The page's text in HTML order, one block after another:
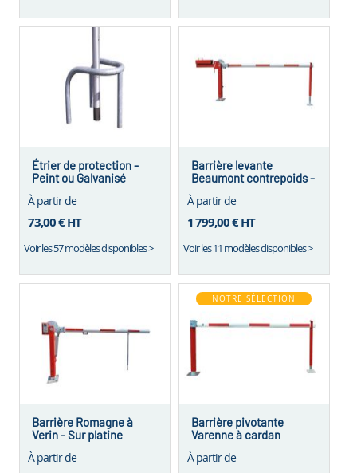
Étrier de protection -
Peint ou Galvanisé
À partir de
73,00 €HT
Voir les 57 modèles disponibles >
Barrière levante
Beaumont contrepoids -
À partir de
1 799,00 €HT
Voir les 11 modèles disponibles >
Barrière Romagne à
Verin - Sur platine
À partir de
NOTRE SÉLECTION
Barrière pivotante
Varenne à cardan
À partir de